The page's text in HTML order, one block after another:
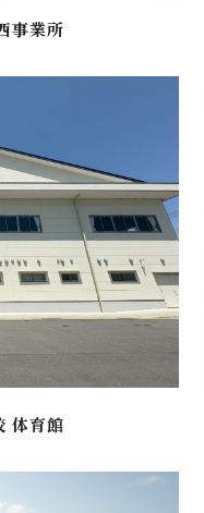
事業所
体育館